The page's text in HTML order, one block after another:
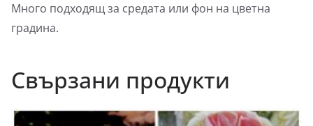
Много подходящ за средата или фон на цветна
градина.
Свързани продукти